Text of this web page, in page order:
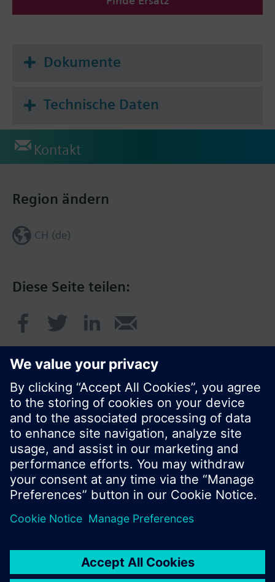
einem Nenndurchfluss von 2,5 m³/h erhältlich. Die
mit WFW... Weitere Informationen finden Sie im
Dokumente
Technische Daten
Kontakt
Diese Seite teilen:
Region ändern
CH (de)
© Siemens Schweiz AG 2017
Produktangebot und Preise können pro Land
variieren.
Nutzungsbedingungen